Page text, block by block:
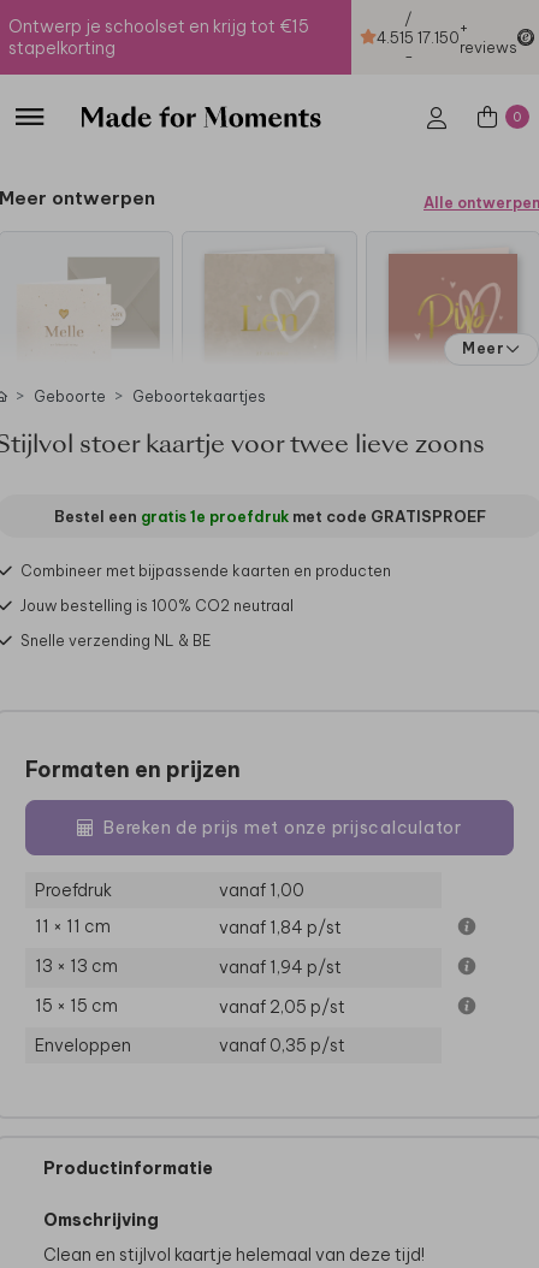
Ontwerp je schoolset en krijg tot €15
stapelkorting
4.51
/
5
-
17.150+
reviews
0
Meer ontwerpen Alle ontwerpen
Meer
Geboorte Geboortekaartjes
stoer kaartje voor twee lieve zoons
Bestel een gratis 1e proefdrukmet code GRATISPROEF
Combineer met bijpassende kaarten en producten
Jouw bestelling is 100% CO2 neutraal
Snelle verzending NL & BE
Formaten en prijzen
Bereken de prijs met onze prijscalculator
Proefdruk
vanaf 1,00
11 × 11 cm
vanaf 1,84 p/st
13 × 13 cm
vanaf 1,94 p/st
15 × 15 cm
vanaf 2,05 p/st
Enveloppen
vanaf 0,35 p/st
Productinformatie
Omschrijving
Clean en stijlvol kaartje helemaal van deze tijd!